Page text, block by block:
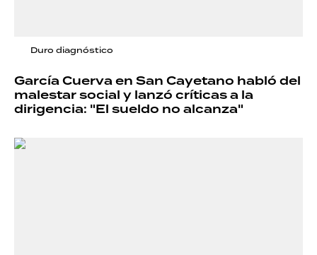
Duro diagnóstico
García Cuerva en San Cayetano habló del
malestar social y lanzó críticas a la
dirigencia: "El sueldo no alcanza"